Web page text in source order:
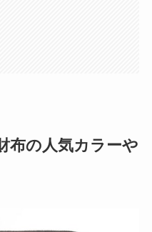
布の人気カラーや